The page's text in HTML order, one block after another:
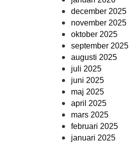
december 2025
november 2025
oktober 2025
september 2025
augusti 2025
juli 2025
juni 2025
maj 2025
april 2025
mars 2025
februari 2025
januari 2025